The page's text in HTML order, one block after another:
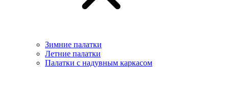
Зимние палатки
Летние палатки
Палатки с надувным каркасом